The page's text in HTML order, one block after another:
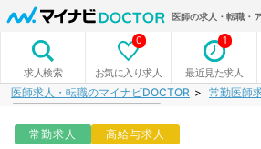
医師の求人・転職・
求人検索 お気に入り求人
0
最近見た求人
1
医師求人・転職のマイナビDOCTOR 常勤医師
常勤求人 高給与求人